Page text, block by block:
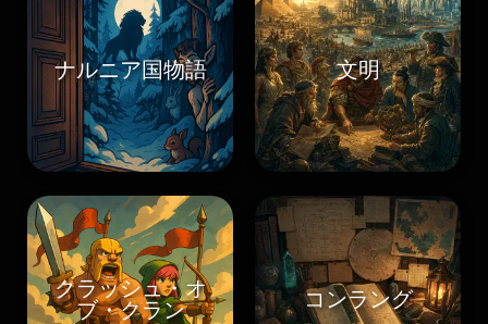
ナルニア国物語 文明
クラッシュ・オ
ブ・クラン
コンラング